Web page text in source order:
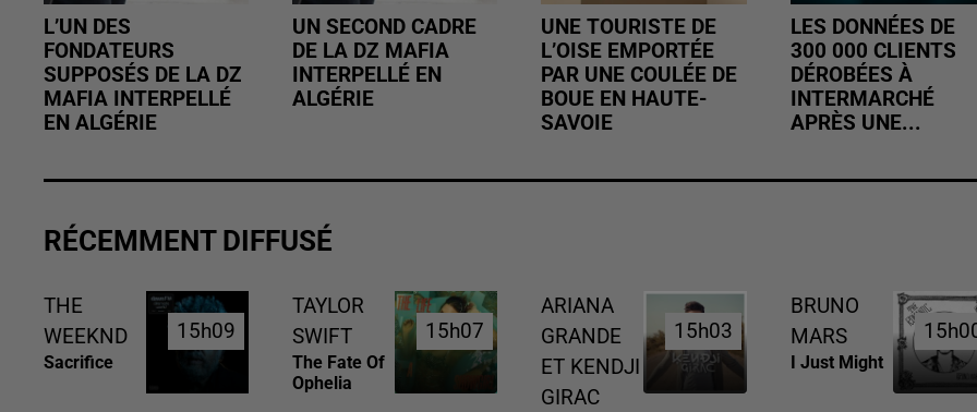
L’UN DES
FONDATEURS
SUPPOSÉS DE LA DZ
MAFIA INTERPELLÉ
EN ALGÉRIE
UN SECOND CADRE
DE LA DZ MAFIA
INTERPELLÉ EN
ALGÉRIE
UNE TOURISTE DE
L’OISE EMPORTÉE
PAR UNE COULÉE DE
BOUE EN HAUTE-
SAVOIE
LES DONNÉES DE
300 000 CLIENTS
DÉROBÉES À
INTERMARCHÉ
APRÈS UNE...
RÉCEMMENT DIFFUSÉ
THE
WEEKND
Sacrifice
15h09
15h09
TAYLOR
SWIFT
The Fate Of
Ophelia
15h07
15h07
ARIANA
GRANDE
ET KENDJI
GIRAC
15h03
15h03
BRUNO
MARS
I Just Might